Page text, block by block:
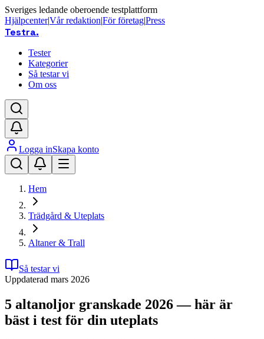
Sveriges ledande oberoende testplattform
Hjälpcenter|Vår redaktion|För företag|Press
Testra.
Tester
Kategorier
Så testar vi
Om oss
Logga inSkapa konto
Hem
Trädgård & Uteplats
Altaner & Trall
Så testar vi
Uppdaterad mars 2026
5 altanoljor granskade 2026 — här är
bäst i test för din uteplats